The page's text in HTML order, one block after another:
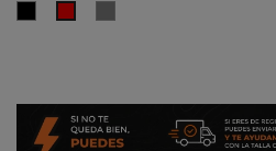
Negro